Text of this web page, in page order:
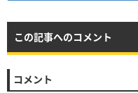
この記事へのコメント
コメント